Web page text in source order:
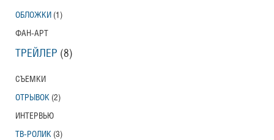
ОБЛОЖКИ (1)
ФАН-АРТ
ТРЕЙЛЕР (8)
СЪЕМКИ
ОТРЫВОК (2)
ИНТЕРВЬЮ
ТВ-РОЛИК (3)